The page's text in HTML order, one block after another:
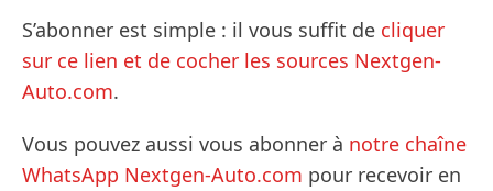
S’abonner est simple : il vous suffit de cliquer
sur ce lien et de cocher les sources Nextgen-
Auto.com.
Vous pouvez aussi vous abonner à notre chaîne
WhatsApp Nextgen-Auto.com pour recevoir en